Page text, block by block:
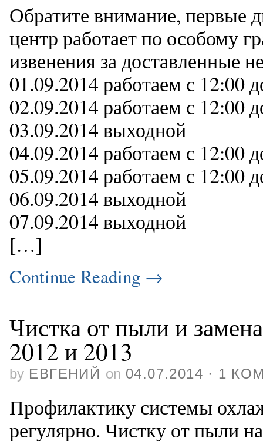
Обратите внимание, первые
центр работает по особому
извенения за доставленные
01.09.2014 работаем с 12:00
02.09.2014 работаем с 12:00
03.09.2014 выходной
04.09.2014 работаем с 12:00
05.09.2014 работаем с 12:00
06.09.2014 выходной
07.09.2014 выходной
[…]
Continue Reading →
Чистка от пыли и
2012 и 2013
by ЕВГЕНИЙ on 04.07.2014 · 1
Профилактику системы
регулярно. Чистку от пыли